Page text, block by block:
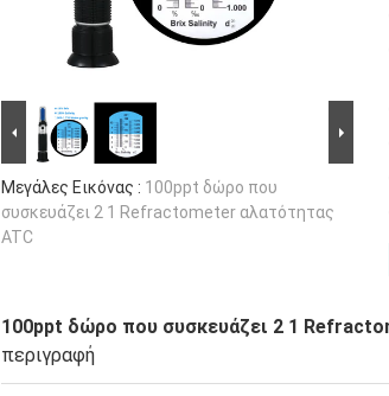
Μεγάλες Εικόνας : 100ppt δώρο που
συσκευάζει 2 1 Refractometer αλατότητας
ATC
100ppt δώρο που συσκευάζει 2 1
περιγραφή